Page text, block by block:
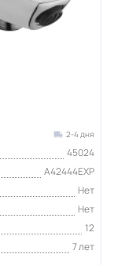
2-4 дня
45024
A42444EXP
Нет
Нет
12
7 лет